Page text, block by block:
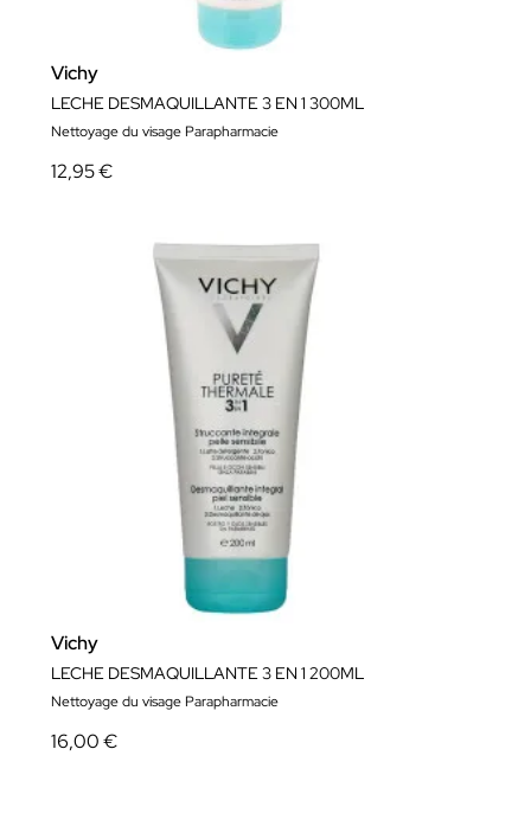
Vichy
LECHE DESMAQUILLANTE 3 EN 1 300ML
Nettoyage du visage Parapharmacie
12,95 €
Vichy
LECHE DESMAQUILLANTE 3 EN 1 200ML
Nettoyage du visage Parapharmacie
16,00 €